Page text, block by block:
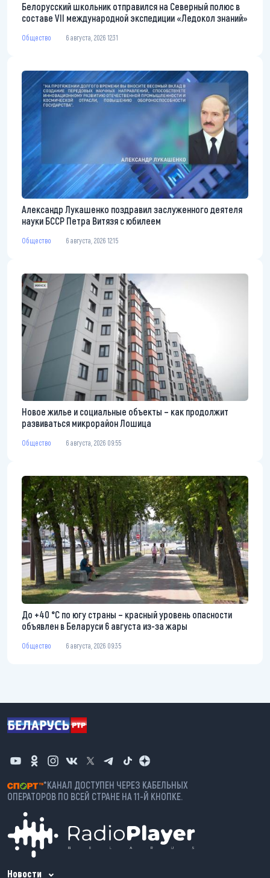
Белорусский школьник отправился на Северный полюс в
составе VII международной экспедиции «Ледокол знаний»
Общество 6 августа, 2026 12:31
Александр Лукашенко поздравил заслуженного деятеля
науки БССР Петра Витязя с юбилеем
Общество 6 августа, 2026 12:15
Новое жилье и социальные объекты – как продолжит
развиваться микрорайон Лошица
Общество 6 августа, 2026 09:55
До +40 °С по югу страны – красный уровень опасности
объявлен в Беларуси 6 августа из-за жары
Общество 6 августа, 2026 09:35
*КАНАЛ ДОСТУПЕН ЧЕРЕЗ КАБЕЛЬНЫХ
ОПЕРАТОРОВ ПО ВСЕЙ СТРАНЕ НА 11-Й КНОПКЕ.
Новости